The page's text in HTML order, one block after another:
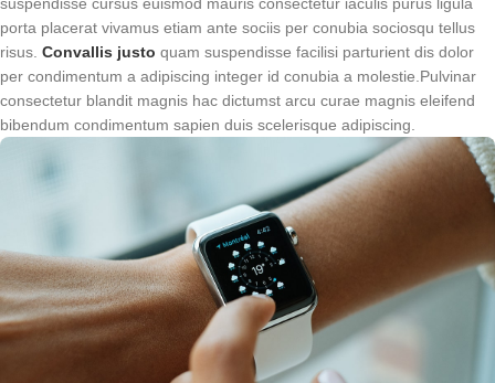
porta placerat vivamus etiam ante sociis per conubia sociosqu tellus
risus. Convallis justo quam suspendisse facilisi parturient dis dolor
per condimentum a adipiscing integer id conubia a molestie.Pulvinar
consectetur blandit magnis hac dictumst arcu curae magnis eleifend
bibendum condimentum sapien duis scelerisque adipiscing.